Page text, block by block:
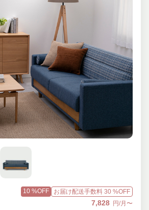
10 %OFF お届け配送手数料 30 %OFF
7,828 円/月〜